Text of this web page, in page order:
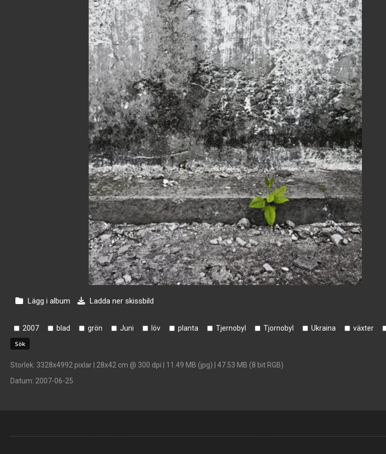
Lägg i album Ladda ner skissbild
2007 blad grön Juni löv planta Tjernobyl Tjornobyl Ukraina växter
Storlek: 3328x4992 pixlar | 28x42 cm @ 300 dpi | 11.49 MB (jpg) | 47.53 MB (8 bit RGB)
Datum: 2007-06-25